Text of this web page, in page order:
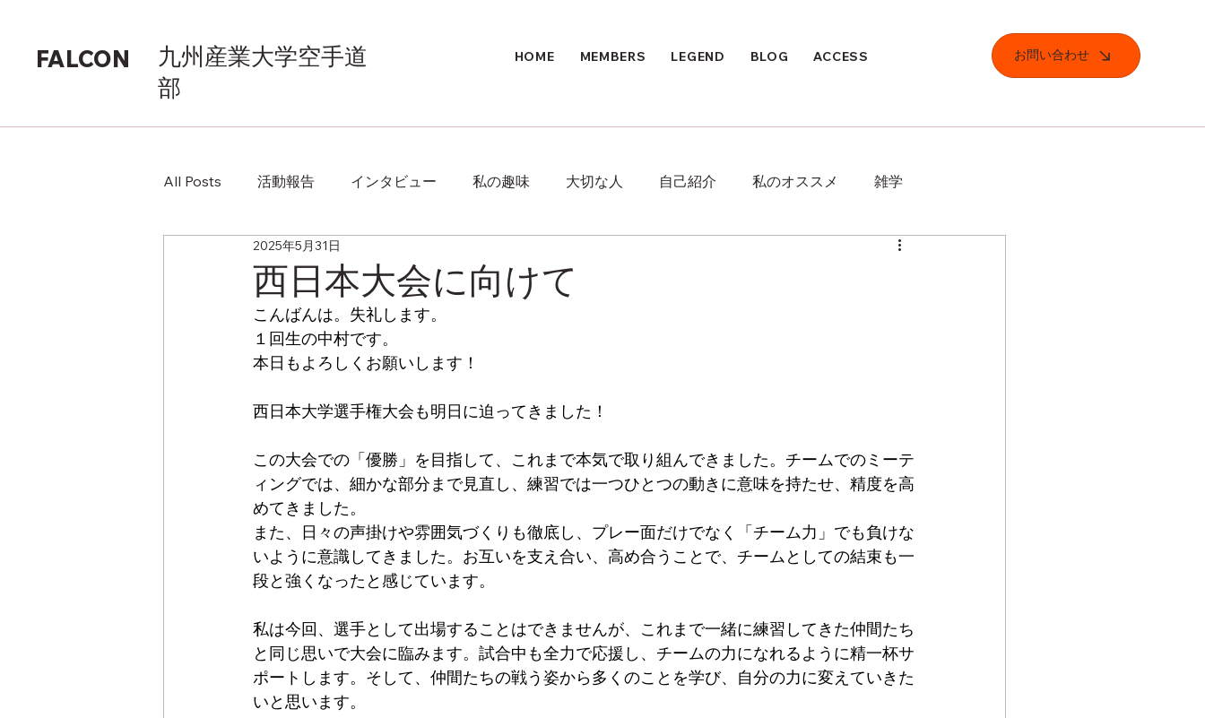
HOME MEMBERS LEGEND BLOG ACCESS お問い合わせ
FALCON
九州産業大学空手道
部
All Posts 活動報告 インタビュー 私の趣味 大切な人 自己紹介 私のオススメ 雑学
西日本大会に向けて
2025年5月31日
こんばんは。失礼します。
１回生の中村です。
本日もよろしくお願いします！
西日本大学選手権大会も明日に迫ってきました！
この大会での「優勝」を目指して、これまで本気で取り組んできました。チームでのミーテ
ィングでは、細かな部分まで見直し、練習では一つひとつの動きに意味を持たせ、精度を高
めてきました。
また、日々の声掛けや雰囲気づくりも徹底し、プレー面だけでなく「チーム力」でも負けな
いように意識してきました。お互いを支え合い、高め合うことで、チームとしての結束も一
段と強くなったと感じています。
私は今回、選手として出場することはできませんが、これまで一緒に練習してきた仲間たち
と同じ思いで大会に臨みます。試合中も全力で応援し、チームの力になれるように精一杯サ
ポートします。そして、仲間たちの戦う姿から多くのことを学び、自分の力に変えていきた
いと思います。